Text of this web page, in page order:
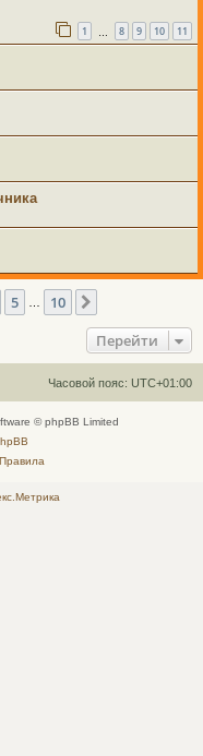
1 8 9 10 11
10
5 10
Перейти
Часовой пояс: UTC+01:00
© phpBB Limited
Правила